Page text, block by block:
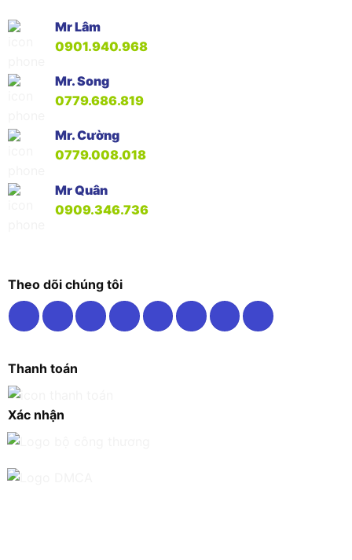
Mr Lâm
0901.940.968
Mr. Song
0779.686.819
Mr. Cường
0779.008.018
Mr Quân
0909.346.736
Theo dõi chúng tôi
Thanh toán
Xác nhận